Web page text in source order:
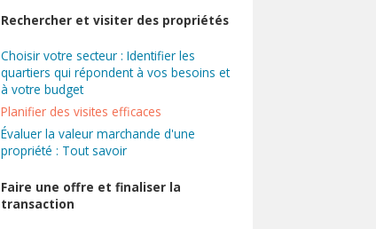
Rechercher et visiter des propriétés
Choisir votre secteur : Identifier les
quartiers qui répondent à vos besoins et
à votre budget
Planifier des visites efficaces
Évaluer la valeur marchande d'une
propriété : Tout savoir
Faire une offre et finaliser la
transaction